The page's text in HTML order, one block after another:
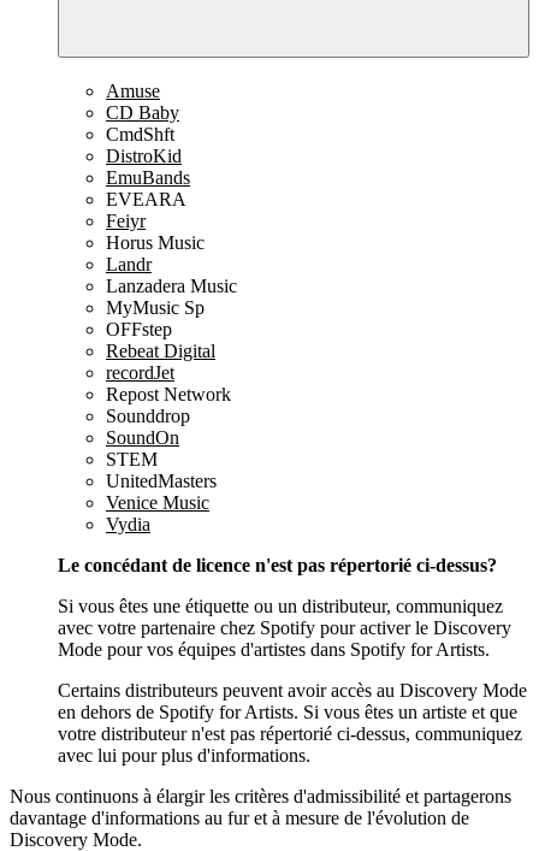
Amuse
CD Baby
CmdShft
DistroKid
EmuBands
EVEARA
Feiyr
Horus Music
Landr
Lanzadera Music
MyMusic Sp
OFFstep
Rebeat Digital
recordJet
Repost Network
Sounddrop
SoundOn
STEM
UnitedMasters
Venice Music
Vydia
Le concédant de licence n'est pas répertorié ci-dessus?
Si vous êtes une étiquette ou un distributeur, communiquez
avec votre partenaire chez Spotify pour activer le Discovery
Mode pour vos équipes d'artistes dans Spotify for Artists.
Certains distributeurs peuvent avoir accès au Discovery Mode
en dehors de Spotify for Artists. Si vous êtes un artiste et que
votre distributeur n'est pas répertorié ci-dessus, communiquez
avec lui pour plus d'informations.
Nous continuons à élargir les critères d'admissibilité et partagerons
davantage d'informations au fur et à mesure de l'évolution de
Discovery Mode.